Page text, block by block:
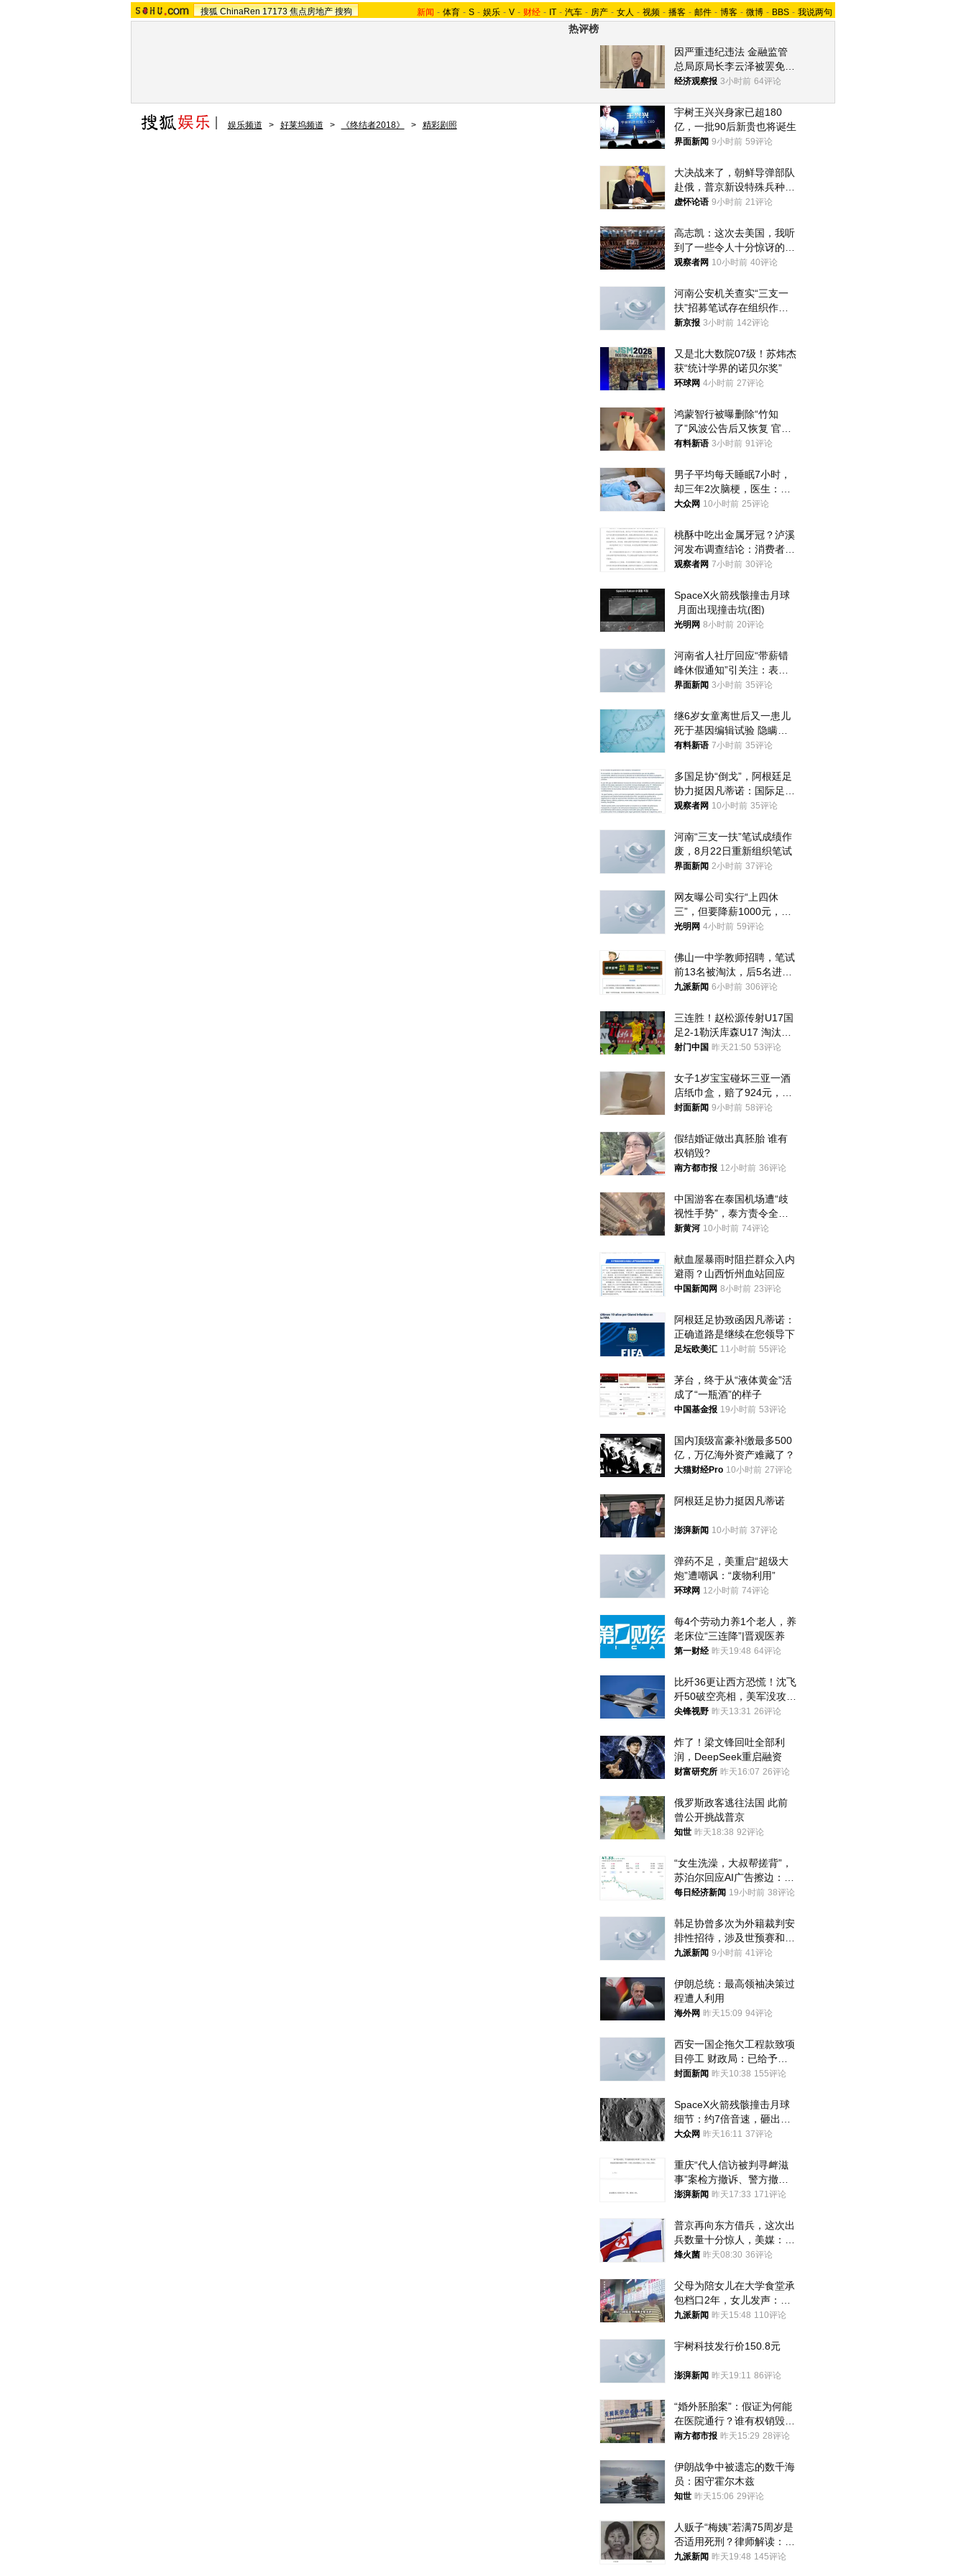
搜狐 ChinaRen 17173 焦点房地产 搜狗 新闻 - 体育 - S - 娱乐 - V - 财经 - IT - 汽车 - 房产 - 女人 - 视频 - 播客 - 邮件 - 博客 - 微博 - BBS - 我说两句
热评榜
因严重违纪违法 金融监管
总局原局长李云泽被罢免全
国人大代表
经济观察报 3小时前 64评论
宇树王兴兴身家已超180
亿，一批90后新贵也将诞生
界面新闻 9小时前 59评论
大决战来了，朝鲜导弹部队
赴俄，普京新设特殊兵种，
76岁老将扛旗
虚怀论语 9小时前 21评论
高志凯：这次去美国，我听
到了一些令人十分惊讶的消
息
观察者网 10小时前 40评论
河南公安机关查实“三支一
扶”招募笔试存在组织作弊
犯罪行为
新京报 3小时前 142评论
又是北大数院07级！苏炜杰
获“统计学界的诺贝尔奖”
环球网 4小时前 27评论
鸿蒙智行被曝删除“竹知
了”风波公告后又恢复 官媒
曾力挺：劝华为要大度的，
有料新语 3小时前 91评论
男子平均每天睡眠7小时，
却三年2次脑梗，医生：这
样睡觉更伤身
大众网 10小时前 25评论
桃酥中吃出金属牙冠？泸溪
河发布调查结论：消费者已
澄清，所发视频情况不属实
观察者网 7小时前 30评论
SpaceX火箭残骸撞击月球
月面出现撞击坑(图)
光明网 8小时前 20评论
河南省人社厅回应“带薪错
峰休假通知”引关注：表述
不够准确，待修改后印发
界面新闻 3小时前 35评论
继6岁女童离世后又一患儿
死于基因编辑试验 隐瞒一
年才对外披露
有料新语 7小时前 35评论
多国足协“倒戈”，阿根廷足
协力挺因凡蒂诺：国际足联
今后应继续在其领导下前行
观察者网 10小时前 35评论
河南“三支一扶”笔试成绩作
废，8月22日重新组织笔试
界面新闻 2小时前 37评论
网友曝公司实行“上四休
三”，但要降薪1000元，不
接受只能辞职
光明网 4小时前 59评论
佛山一中学教师招聘，笔试
前13名被淘汰，后5名进体
检，被疑萝卜岗，官方通
九派新闻 6小时前 306评论
三连胜！赵松源传射U17国
足2-1勒沃库森U17 淘汰赛
将战河床
射门中国 昨天21:50 53评论
女子1岁宝宝碰坏三亚一酒
店纸巾盒，赔了924元，发
帖吐槽后酒店退还一半的
封面新闻 9小时前 58评论
假结婚证做出真胚胎 谁有
权销毁?
南方都市报 12小时前 36评论
中国游客在泰国机场遭“歧
视性手势”，泰方责令全面
调查，对责任人采取最严厉
新黄河 10小时前 74评论
献血屋暴雨时阻拦群众入内
避雨？山西忻州血站回应
中国新闻网 8小时前 23评论
阿根廷足协致函因凡蒂诺：
正确道路是继续在您领导下
足坛欧美汇 11小时前 55评论
茅台，终于从“液体黄金”活
成了“一瓶酒”的样子
中国基金报 19小时前 53评论
国内顶级富豪补缴最多500
亿，万亿海外资产难藏了？
大猫财经Pro 10小时前 27评论
阿根廷足协力挺因凡蒂诺
澎湃新闻 10小时前 37评论
弹药不足，美重启“超级大
炮”遭嘲讽：“废物利用”
环球网 12小时前 74评论
每4个劳动力养1个老人，养
老床位“三连降”|晋观医养
第一财经 昨天19:48 64评论
比歼36更让西方恐慌！沈飞
歼50破空亮相，美军没攻克
的技术被拿下
尖锋视野 昨天13:31 26评论
炸了！梁文锋回吐全部利
润，DeepSeek重启融资
财富研究所 昨天16:07 26评论
俄罗斯政客逃往法国 此前
曾公开挑战普京
知世 昨天18:38 92评论
“女生洗澡，大叔帮搓背”，
苏泊尔回应AI广告擦边：视
频全下架，已强化内容管理
每日经济新闻 19小时前 38评论
韩足协曾多次为外籍裁判安
排性招待，涉及世预赛和奥
预赛，韩足协回应
九派新闻 9小时前 41评论
伊朗总统：最高领袖决策过
程遭人利用
海外网 昨天15:09 94评论
西安一国企拖欠工程款致项
目停工 财政局：已给予处
分，正督促整改
封面新闻 昨天10:38 155评论
SpaceX火箭残骸撞击月球
细节：约7倍音速，砸出直
径约30米撞击坑
大众网 昨天16:11 37评论
重庆“代人信访被判寻衅滋
事”案检方撤诉、警方撤
案，两被告人获国赔
澎湃新闻 昨天17:33 171评论
普京再向东方借兵，这次出
兵数量十分惊人，美媒：俄
朝要动真格？
烽火菌 昨天08:30 36评论
父母为陪女儿在大学食堂承
包档口2年，女儿发声：初
衷是为了陪伴，毕业后将不
九派新闻 昨天15:48 110评论
宇树科技发行价150.8元
澎湃新闻 昨天19:11 86评论
“婚外胚胎案”：假证为何能
在医院通行？谁有权销毁胚
胎？
南方都市报 昨天15:29 28评论
伊朗战争中被遗忘的数千海
员：困守霍尔木兹
知世 昨天15:06 29评论
人贩子“梅姨”若满75周岁是
否适用死刑？律师解读：很
大概率不会被判处死刑
九派新闻 昨天19:48 145评论
娱乐频道 > 好莱坞频道 > 《终结者2018》 > 精彩剧照